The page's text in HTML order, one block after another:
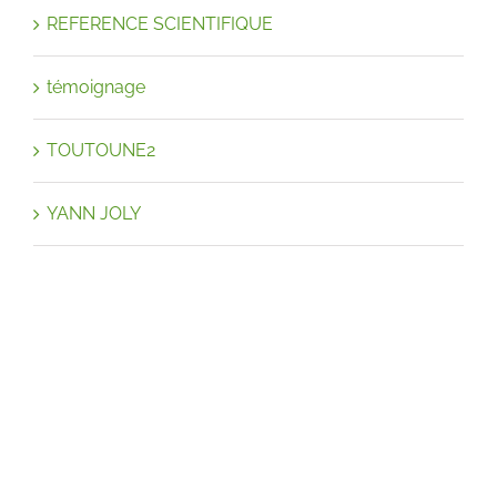
REFERENCE SCIENTIFIQUE
témoignage
TOUTOUNE2
YANN JOLY